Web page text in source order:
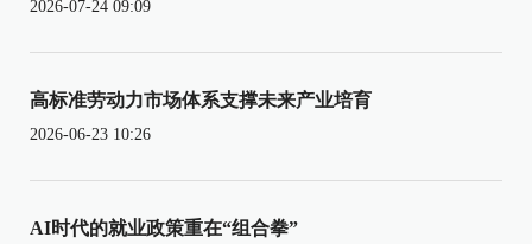
2026-07-24 09:09
高标准劳动力市场体系支撑未来产业培育
2026-06-23 10:26
AI时代的就业政策重在“组合拳”